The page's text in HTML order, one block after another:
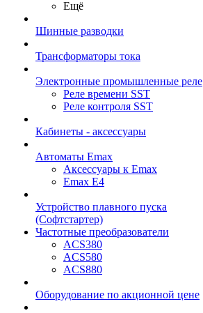
Ещё
Шинные разводки
Трансформаторы тока
Электронные промышленные реле
Реле времени SST
Реле контроля SST
Кабинеты - аксессуары
Автоматы Emax
Аксессуары к Emax
Emax E4
Устройство плавного пуска
(Софтстартер)
Частотные преобразователи
ACS380
ACS580
ACS880
Оборудование по акционной цене